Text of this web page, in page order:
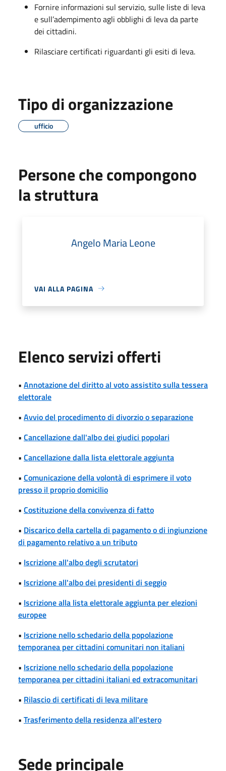
Fornire informazioni sul servizio, sulle liste di leva
e sull’adempimento agli obblighi di leva da parte
dei cittadini.
Rilasciare certificati riguardanti gli esiti di leva.
Tipo di organizzazione
ufficio
Persone che compongono
la struttura
Angelo Maria Leone
VAI ALLA PAGINA
Elenco servizi offerti
• Annotazione del diritto al voto assistito sulla tessera
elettorale
• Avvio del procedimento di divorzio o separazione
• Cancellazione dall'albo dei giudici popolari
• Cancellazione dalla lista elettorale aggiunta
• Comunicazione della volontà di esprimere il voto
presso il proprio domicilio
• Costituzione della convivenza di fatto
• Discarico della cartella di pagamento o di ingiunzione
di pagamento relativo a un tributo
• Iscrizione all'albo degli scrutatori
• Iscrizione all'albo dei presidenti di seggio
• Iscrizione alla lista elettorale aggiunta per elezioni
europee
• Iscrizione nello schedario della popolazione
temporanea per cittadini comunitari non italiani
• Iscrizione nello schedario della popolazione
temporanea per cittadini italiani ed extracomunitari
• Rilascio di certificati di leva militare
• Trasferimento della residenza all'estero
Sede principale